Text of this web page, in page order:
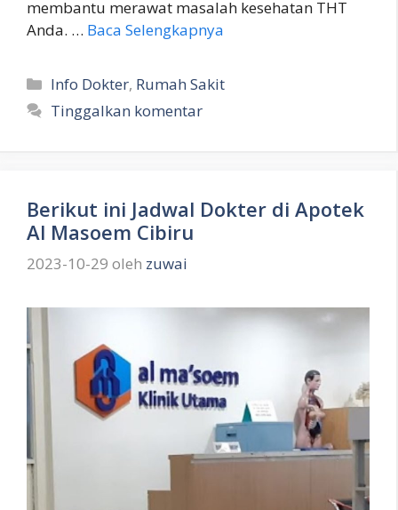
membantu merawat masalah kesehatan THT
Anda. … Baca Selengkapnya
Kategori
Info Dokter, Rumah Sakit
Tinggalkan komentar
Berikut ini Jadwal Dokter di Apotek
Al Masoem Cibiru
2023-10-29 oleh zuwai